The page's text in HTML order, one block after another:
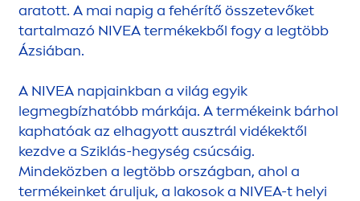
aratott. A mai napig a fehérítő összetevőket
tartalmazó NIVEAtermékekből fogy a legtöbb
Ázsiában.
A NIVEA napjainkban a világ egyik
legmegbízhatóbb márkája. A termékeink bárhol
kaphatóak az elhagyott ausztrál vidékektől
kezdve a Sziklás-hegység csúcsáig.
Mindeközben a legtöbb országban, ahol a
termékeinket áruljuk, a lakosok a NIVEA-t helyi